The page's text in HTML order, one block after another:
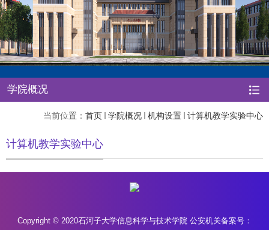
学院概况
当前位置： 首页 学院概况 机构设置 计算机教学实验中心
计算机教学实验中心
Copyright © 2020石河子大学信息科学与技术学院 公安机关备案号：